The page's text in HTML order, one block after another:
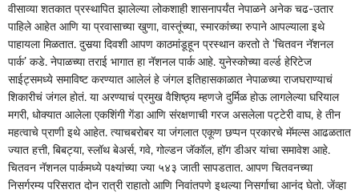
वीसाव्या शतकात प्रस्थापित झालेल्या लोकशाही शासनापर्यंत नेपाळने अनेक चढ-उतार
पाहिले आहेत आणि या प्रवासाच्या खुणा, वास्तूंच्या, स्मारकांच्या रुपाने आपल्याला इथे
पाहायला मिळतात. दुसर्‍या दिवशी आपण काठमांडूहून प्रस्थान करतो ते ‘चितवन नॅशनल
पार्क’ कडे. नेपाळच्या तराई भागात हा नॅशनल पार्क आहे. युनेस्कोच्या वर्ल्ड हेरिटेज
साईट्समध्ये समाविष्ट करण्यात आलेलं हे जंगल इतिहासकाळात नेपाळच्या राजघराण्याचं
शिकारीचं जंगल होतं. या अरण्याचं प्रमुख वैशिष्ठ्य म्हणजे दुर्मिळ होऊ लागलेल्या घरियाल
मगरी, धोक्यात आलेला एकशिंगी गेंडा आणि संरक्षणाची गरज असलेला पट्टेरी वाघ, हे तीन
महत्वाचे प्राणी इथे आहेत. त्याचबरोबर या जंगलात एकूण छप्पन प्रकारचे मॅमल्स आढळतात
ज्यात हत्ती, बिबट्या, स्लॉथ बेअर्स, गवे, गोल्डन जॅकॉल, हॉग डीअर यांचा समावेश आहे.
चितवन नॅशनल पार्कमध्ये पक्ष्यांच्या ज्या ५४३ जाती सापडतात. आपण चितवनच्या
निसर्गरम्य परिसरात दोन रात्री राहातो आणि निवांतपणे इथल्या निसर्गाचा आनंद घेतो. जेंव्हा